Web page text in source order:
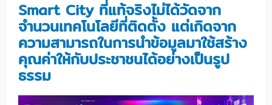
Smart City ที่แท้จริงไม่ได้วัดจาก
จำนวนเทคโนโลยีที่ติดตั้ง แต่เกิดจาก
ความสามารถในการนำข้อมูลมาใช้สร้าง
คุณค่าให้กับประชาชนได้อย่างเป็นรูป
ธรรม